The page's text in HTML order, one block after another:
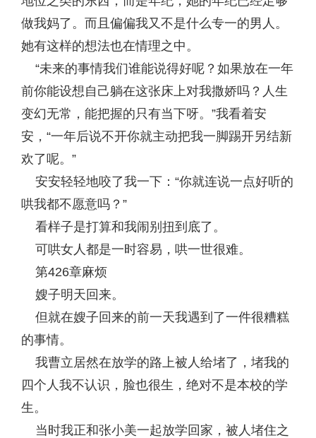
做我妈了。而且偏偏我又不是什么专一的男人。
她有这样的想法也在情理之中。
“未来的事情我们谁能说得好呢？如果放在一年
前你能设想自己躺在这张床上对我撒娇吗？人生
变幻无常，能把握的只有当下呀。”我看着安
安，“一年后说不开你就主动把我一脚踢开另结新
欢了呢。”
安安轻轻地咬了我一下：“你就连说一点好听的
哄我都不愿意吗？”
看样子是打算和我闹别扭到底了。
可哄女人都是一时容易，哄一世很难。
第426章麻烦
嫂子明天回来。
但就在嫂子回来的前一天我遇到了一件很糟糕
的事情。
我曹立居然在放学的路上被人给堵了，堵我的
四个人我不认识，脸也很生，绝对不是本校的学
生。
当时我正和张小美一起放学回家，被人堵住之